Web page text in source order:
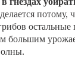
потому,
большим